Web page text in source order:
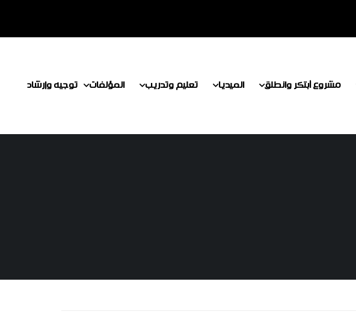
مشروع أبتكر وانطلق الميديا تعليم وتدريب المؤلفات توجيه وإرشاد